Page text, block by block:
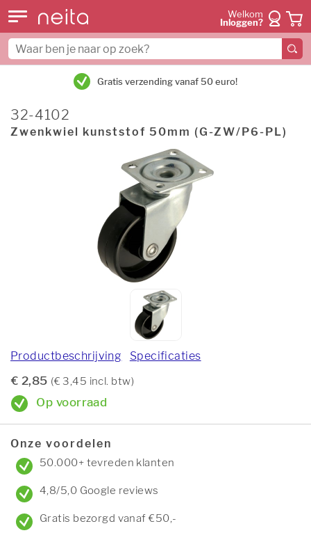
Welkom
Inloggen?
Gratis verzending vanaf 50 euro!
32-4102
Zwenkwiel kunststof 50mm (G-ZW/P6-PL)
Productbeschrijving Specificaties
€ 2,85 (€ 3,45 incl. btw)
Op voorraad
Onze voordelen
50.000+ tevreden klanten
4,8/5,0 Google reviews
Gratis bezorgd vanaf €50,-